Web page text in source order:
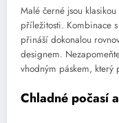
Malé černé jsou
příležitosti. Kombinace
přináší dokonalou
designem.
vhodným páskem, který
Chladné počasí